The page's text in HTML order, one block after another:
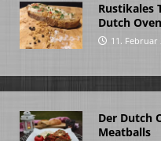
Rustikales
Dutch Oven
11. Februar
Der Dutch
Meatballs